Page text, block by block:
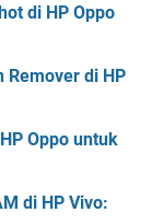
di HP Oppo
Remover di HP
Oppo untuk
di HP Vivo: